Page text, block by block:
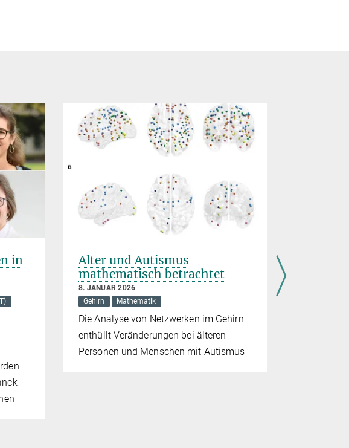
in
Alter und Autismus
mathematisch betrachtet
8. JANUAR 2026
Gehirn
Mathematik
Die Analyse von Netzwerken im Gehirn
enthüllt Veränderungen bei älteren
Personen und Menschen mit Autismus